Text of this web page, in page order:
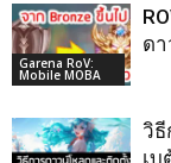
Garena RoV:
Mobile MOBA
ดา
วิธี
เบ